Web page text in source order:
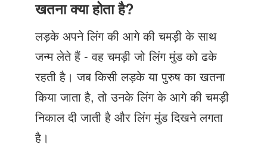
Just Poocho
संपर्क करें
खतना क्या होता है?
लड़के अपने लिंग की आगे की चमड़ी के साथ
जन्म लेते हैं - वह चमड़ी जो लिंग मुंड को ढके
रहती है। जब किसी लड़के या पुरुष का खतना
किया जाता है, तो उनके लिंग के आगे की चमड़ी
निकाल दी जाती है और लिंग मुंड दिखने लगता
है।